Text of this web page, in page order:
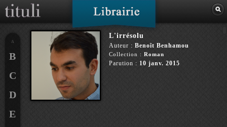
L'irrésolu
Auteur : Benoît Benhamou
Collection : Roman
Parution : 10 janv. 2015
A
B
C
D
E